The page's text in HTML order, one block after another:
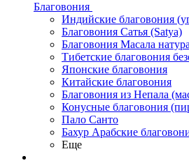
Благовония
Индийские благовония
Благовония Сатья (Satya)
Благовония Масала
Тибетские благовония
Японские благовония
Китайские благовония
Благовония из Непала
Конусные благовония
Пало Санто
Бахур Арабские
Еще